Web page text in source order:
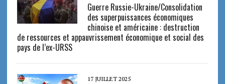
Guerre Russie-Ukraine/Consolidation
des superpuissances économiques
chinoise et américaine : destruction
de ressources et appauvrissement économique et social des
pays de l’ex-URSS
17 JUILLET 2025